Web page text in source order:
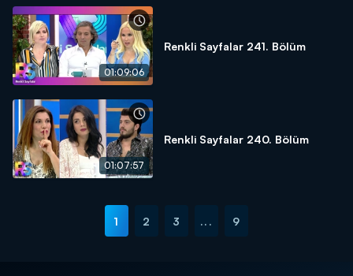
01:09:06
Renkli Sayfalar 241. Bölüm
01:07:57
Renkli Sayfalar 240. Bölüm
1 2 3 ... 9